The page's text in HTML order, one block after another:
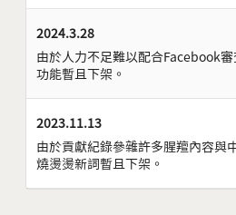
2024.3.28
由於人力不足難以配合Facebook
功能暫且下架。
2023.11.13
由於貢獻紀錄參雜許多腥羶內容與
燒燙燙新詞暫且下架。